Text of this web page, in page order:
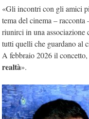
«Gli incontri con gli amici
tema del cinema – racconta
riunirci in una associazione
tutti quelli che guardano al
A febbraio 2026 il
realtà».